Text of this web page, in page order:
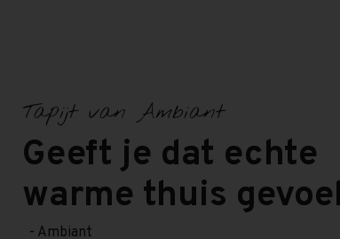
Tapijt van Ambiant
Geeft je dat echte
warme thuis gevoel
- Ambiant